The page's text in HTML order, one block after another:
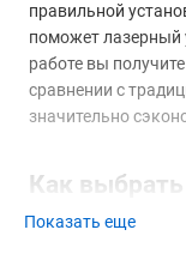
правильной
поможет лазерный
работе вы
сравнении с
значительно
Как
стен?
Показать еще